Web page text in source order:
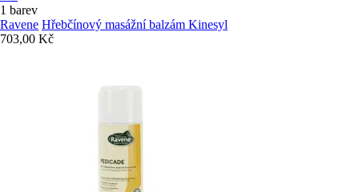
1 barev
Ravene Hřebčínový masážní balzám Kinesyl
703,00 Kč